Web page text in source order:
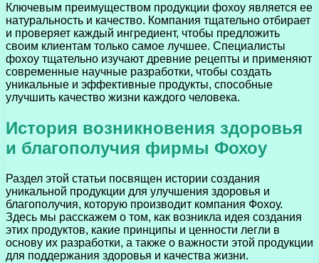
Ключевым преимуществом продукции фохоу является ее
натуральность и качество. Компания тщательно отбирает
и проверяет каждый ингредиент, чтобы предложить
своим клиентам только самое лучшее. Специалисты
фохоу тщательно изучают древние рецепты и применяют
современные научные разработки, чтобы создать
уникальные и эффективные продукты, способные
улучшить качество жизни каждого человека.
История возникновения здоровья
и благополучия фирмы Фохоу
Раздел этой статьи посвящен истории создания
уникальной продукции для улучшения здоровья и
благополучия, которую производит компания Фохоу.
Здесь мы расскажем о том, как возникла идея создания
этих продуктов, какие принципы и ценности легли в
основу их разработки, а также о важности этой продукции
для поддержания здоровья и качества жизни.